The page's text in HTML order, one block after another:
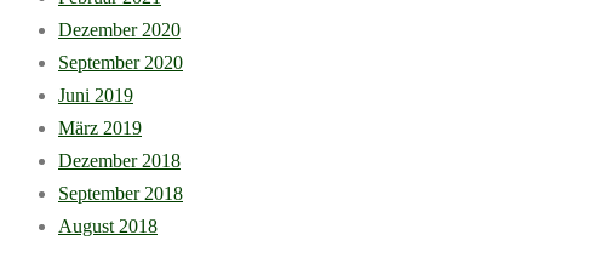
Dezember 2020
September 2020
Juni 2019
März 2019
Dezember 2018
September 2018
August 2018